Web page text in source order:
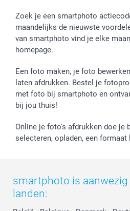
Zoek je een smartphoto
maandelijks de nieuwste
van smartphoto vind je elke
homepage.
Een foto maken, je foto
laten afdrukken. Bestel je
met foto bij smartphoto en
bij jou thuis!
Online je foto's afdrukken doe je
selecteren, opladen, een formaat
smartphoto is aanwezig
landen: